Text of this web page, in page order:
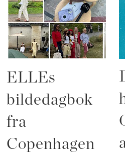
ELLEs
bildedagbok
fra
Copenhagen